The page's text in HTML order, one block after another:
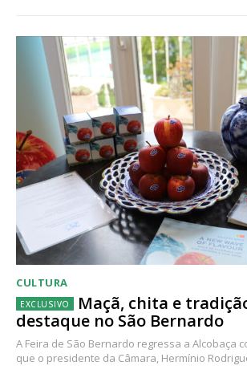
CULTURA
Maçã, chita e
destaque no São Bernardo
A Feira de São Bernardo regressa a Alcobaça
que o presidente da Câmara, Hermínio